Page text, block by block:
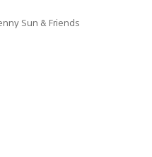
Sun & Friends